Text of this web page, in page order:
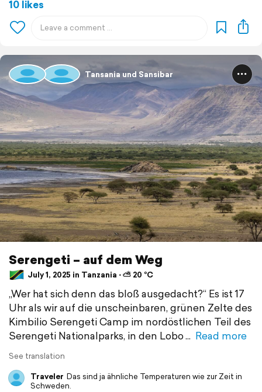
10 likes
Tansania und Sansibar
Serengeti – auf dem Weg
July 1, 2025 in Tanzania ⋅ ⛅ 20 °C
„Wer hat sich denn das bloß ausgedacht?“ Es ist 17
Uhr als wir auf die unscheinbaren, grünen Zelte des
Kimbilio Serengeti Camp im nordöstlichen Teil des
Serengeti Nationalparks, in den Lobo
Read more
See translation
Traveler Das sind ja ähnliche Temperaturen wie zur Zeit in
Schweden.